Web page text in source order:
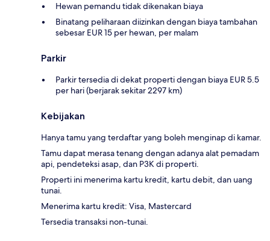
Hewan pemandu tidak dikenakan biaya
Binatang peliharaan diizinkan dengan biaya tambahan
sebesar EUR 15 per hewan, per malam
Parkir
Parkir tersedia di dekat properti dengan biaya EUR 5.5
per hari (berjarak sekitar 2297 km)
Kebijakan
Hanya tamu yang terdaftar yang boleh menginap di kamar.
Tamu dapat merasa tenang dengan adanya alat pemadam
api, pendeteksi asap, dan P3K di properti.
Properti ini menerima kartu kredit, kartu debit, dan uang
tunai.
Menerima kartu kredit: Visa, Mastercard
Tersedia transaksi non-tunai.